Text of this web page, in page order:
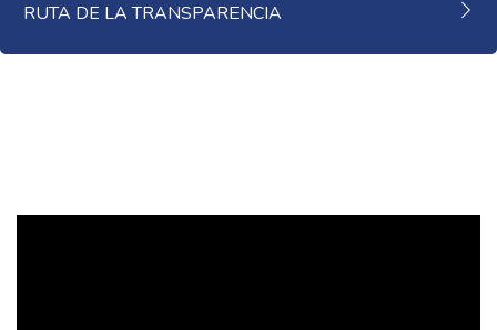
RUTA DE LA TRANSPARENCIA